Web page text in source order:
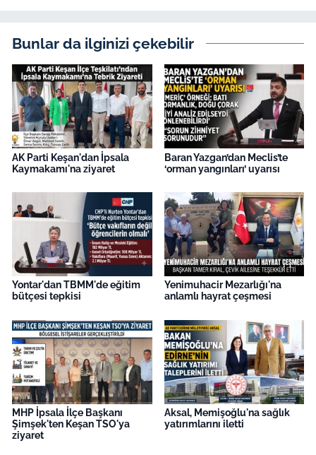
Bunlar da ilginizi çekebilir
AK Parti Keşan'dan İpsala
Kaymakamı'na ziyaret
Baran Yazgan’dan Meclis’te
‘orman yangınları’ uyarısı
Yontar'dan TBMM'de eğitim
bütçesi tepkisi
Yenimuhacir Mezarlığı'na
anlamlı hayrat çeşmesi
MHP İpsala İlçe Başkanı
Şimşek'ten Keşan TSO'ya
ziyaret
Aksal, Memişoğlu'na sağlık
yatırımlarını iletti